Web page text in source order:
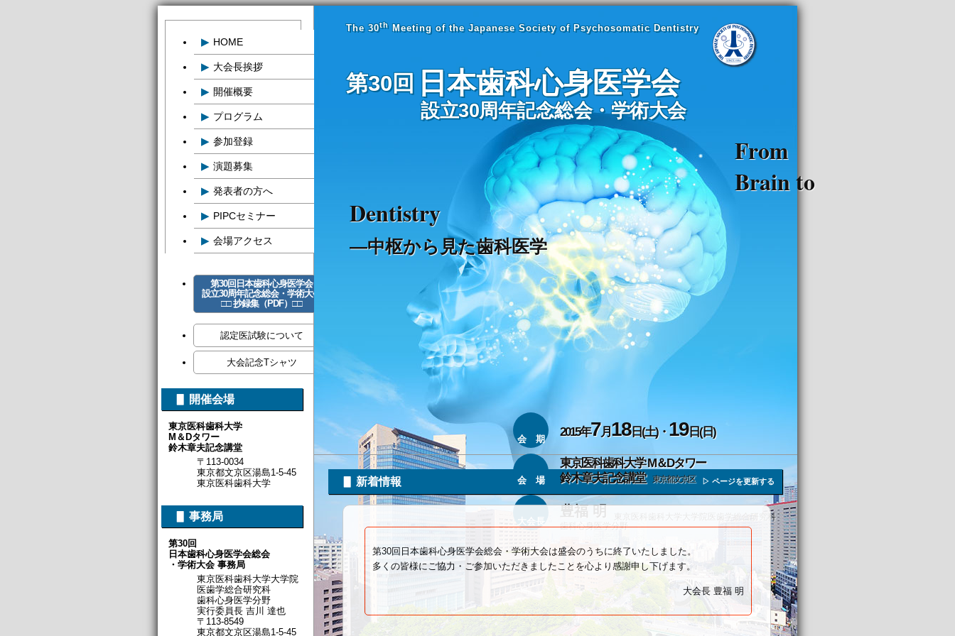
▶ HOME
▶ 大会長挨拶
▶ 開催概要
▶ プログラム
▶ 参加登録
▶ 演題募集
▶ 発表者の方へ
▶ PIPCセミナー
▶ 会場アクセス
第30回日本歯科心身医学会
設立30周年記念総会・学術大会
□□ 抄録集（PDF）□□
認定医試験について
大会記念Tシャツ
▋ 開催会場
東京医科歯科大学
M＆Dタワー
鈴木章夫記念講堂
〒113-0034
東京都文京区湯島1-5-45
東京医科歯科大学
▋ 事務局
第30回
日本歯科心身医学会総会
・学術大会 事務局
東京医科歯科大学大学院
医歯学総合研究科
歯科心身医学分野
実行委員長 吉川 達也
〒113-8549
東京都文京区湯島1-5-45
The 30th Meeting of the Japanese Society of Psychosomatic Dentistry
第30回 日本歯科心身医学会
設立30周年記念総会・学術大会
From
Brain to
Dentistry
—中枢から見た歯科医学
会 期
2015年7月18日(土)・ 19日(日)
会 場
東京医科歯科大学 M＆Dタワー
鈴木章夫記念講堂
東京都文京区
大会長
豊福 明
東京医科歯科大学大学院医歯学総合研究科
歯科心身医学分野
▋ 新着情報 ▷ ページを更新する
第30回日本歯科心身医学会総会・学術大会は盛会のうちに終了いたしました。
多くの皆様にご協力・ご参加いただきましたことを心より感謝申し下げます。
大会長 豊福 明